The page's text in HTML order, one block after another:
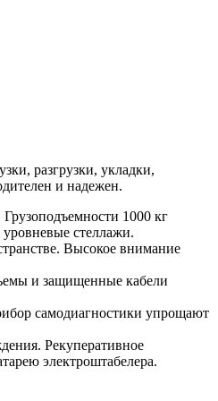
разгрузки, укладки,
и надежен.
1000 кг
стеллажи.
Высокое внимание
и защищенные кабели
самодиагностики упрощают
Рекуперативное
электроштабелера.